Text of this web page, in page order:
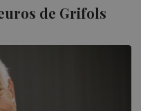
de Grifols